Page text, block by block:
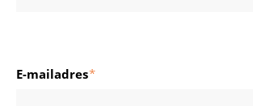
E-mailadres*